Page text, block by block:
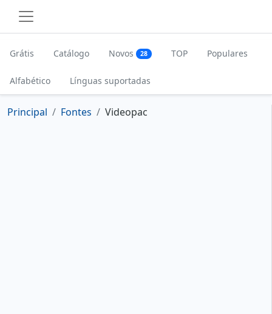
Grátis Catálogo Novos 28 TOP Populares
Alfabético Línguas suportadas
Principal Fontes Videopac